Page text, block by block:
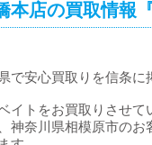
本店の買取情報
で安心買取りを信条に
イトをお買取りさせて
神奈川県相模原市の